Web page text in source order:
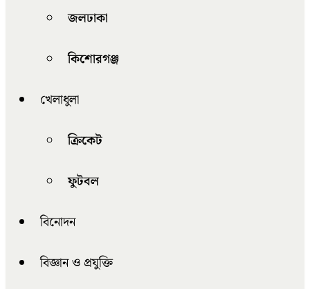
জলঢাকা
কিশোরগঞ্জ
খেলাধুলা
ক্রিকেট
ফুটবল
বিনোদন
বিজ্ঞান ও প্রযুক্তি